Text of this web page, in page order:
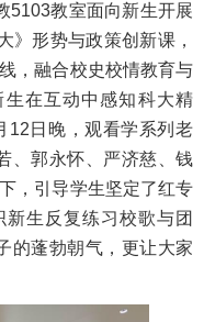
5103教室面向新生开展
》形势与政策创新课，
，融合校史校情教育与
在互动中感知科大精
12日晚，观看学系列老
、郭永怀、严济慈、钱
，引导学生坚定了红专
生反复练习校歌与团
的蓬勃朝气，更让大家